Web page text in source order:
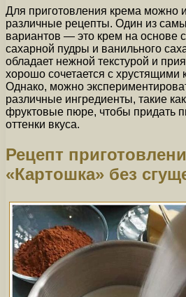
Для приготовления крема можно
различные рецепты. Один из
вариантов — это крем на основе
сахарной пудры и ванильного
обладает нежной текстурой и
хорошо сочетается с хрустящими
Однако, можно
различные ингредиенты, такие
фруктовые пюре, чтобы придать
оттенки вкуса.
Рецепт
«Картошка» без